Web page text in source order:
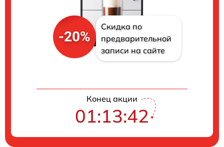
-20%
Скидка по
предварительной
записи на сайте
Конец акции
01:13:41